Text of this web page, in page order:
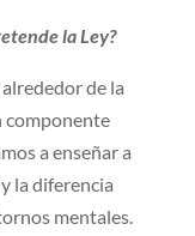
la Ley?
de la
componente
a enseñar a
la diferencia
mentales.